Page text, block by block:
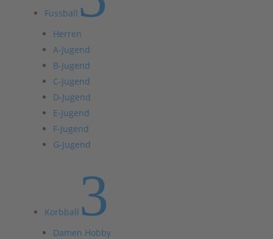
Fussball
Herren
A-Jugend
B-Jugend
C-Jugend
D-Jugend
E-Jugend
F-Jugend
G-Jugend
Korbball 3
Damen Hobby